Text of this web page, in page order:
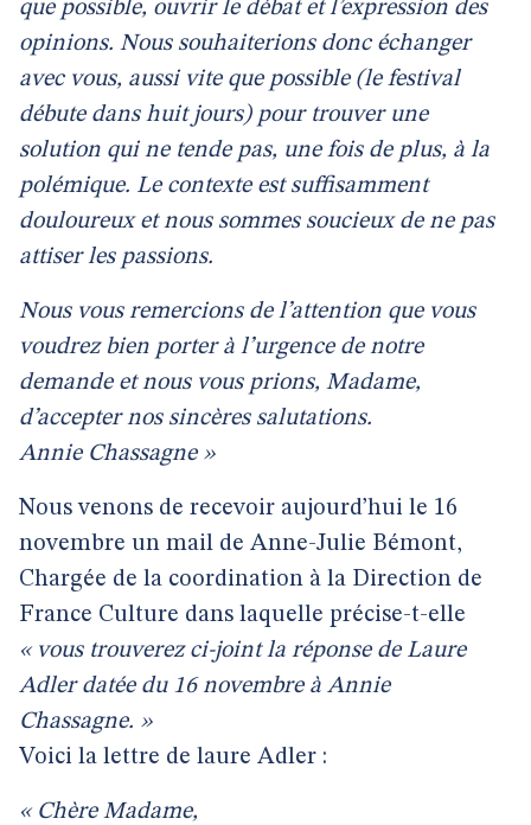
que possible, ouvrir le débat et l’expression des
opinions. Nous souhaiterions donc échanger
avec vous, aussi vite que possible (le festival
débute dans huit jours) pour trouver une
solution qui ne tende pas, une fois de plus, à la
polémique. Le contexte est suffisamment
douloureux et nous sommes soucieux de ne pas
attiser les passions.
Nous vous remercions de l’attention que vous
voudrez bien porter à l’urgence de notre
demande et nous vous prions, Madame,
d’accepter nos sincères salutations.
Annie Chassagne »
Nous venons de recevoir aujourd’hui le 16
novembre un mail de Anne-Julie Bémont,
Chargée de la coordination à la Direction de
France Culture dans laquelle précise-t-elle
« vous trouverez ci-joint la réponse de Laure
Adler datée du 16 novembre à Annie
Chassagne. »
Voici la lettre de laure Adler :
« Chère Madame,